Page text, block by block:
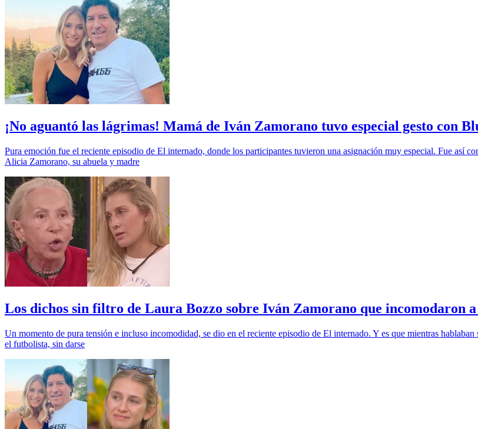
¡No aguantó las lágrimas! Mamá de Iván Zamorano tuvo especial gesto con
Pura emoción fue el reciente episodio de El internado, donde los participantes tuvieron una asignación muy especial. Fue así
Alicia Zamorano, su abuela y madre
Los dichos sin filtro de Laura Bozzo sobre Iván Zamorano que incomodaron
Un momento de pura tensión e incluso incomodidad, se dio en el reciente episodio de El internado. Y es que mientras
el futbolista, sin darse